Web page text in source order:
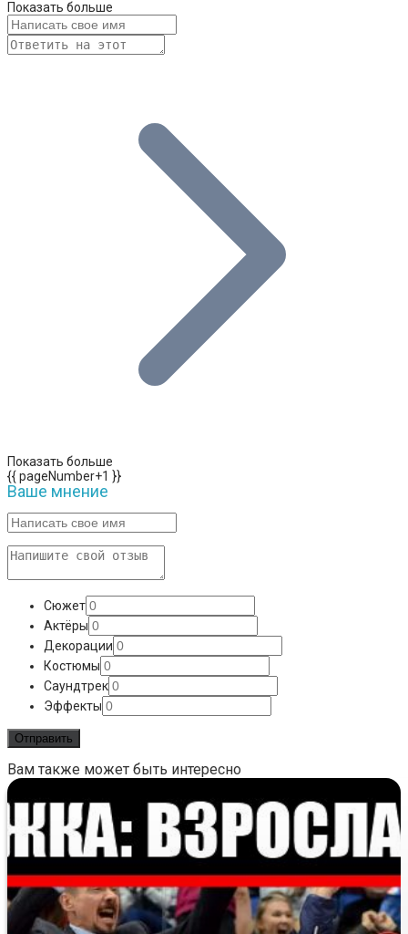
Показать больше
Показать больше
{{ pageNumber+1 }}
Ваше мнение
Сюжет
Актёры
Декорации
Костюмы
Саундтрек
Эффекты
Вам также может быть интересно